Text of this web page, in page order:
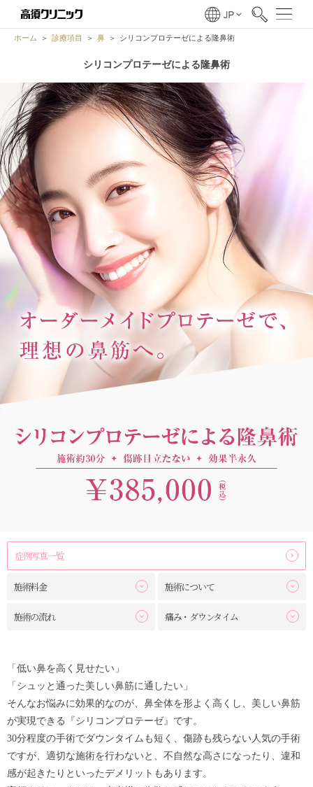
ホーム 診療項目 鼻 シリコンプロテーゼによる隆鼻術
シリコンプロテーゼによる隆鼻術
症例写真一覧
施術料金 施術について
施術の流れ 痛み・ダウンタイム
「低い鼻を高く見せたい」
「シュッと通った美しい鼻筋に通したい」
そんなお悩みに効果的なのが、鼻全体を形よく高くし、美しい鼻筋
が実現できる『シリコンプロテーゼ』です。
30分程度の手術でダウンタイムも短く、傷跡も残らない人気の手術
ですが、適切な施術を行わないと、不自然な高さになったり、違和
感が起きたりといったデメリットもあります。